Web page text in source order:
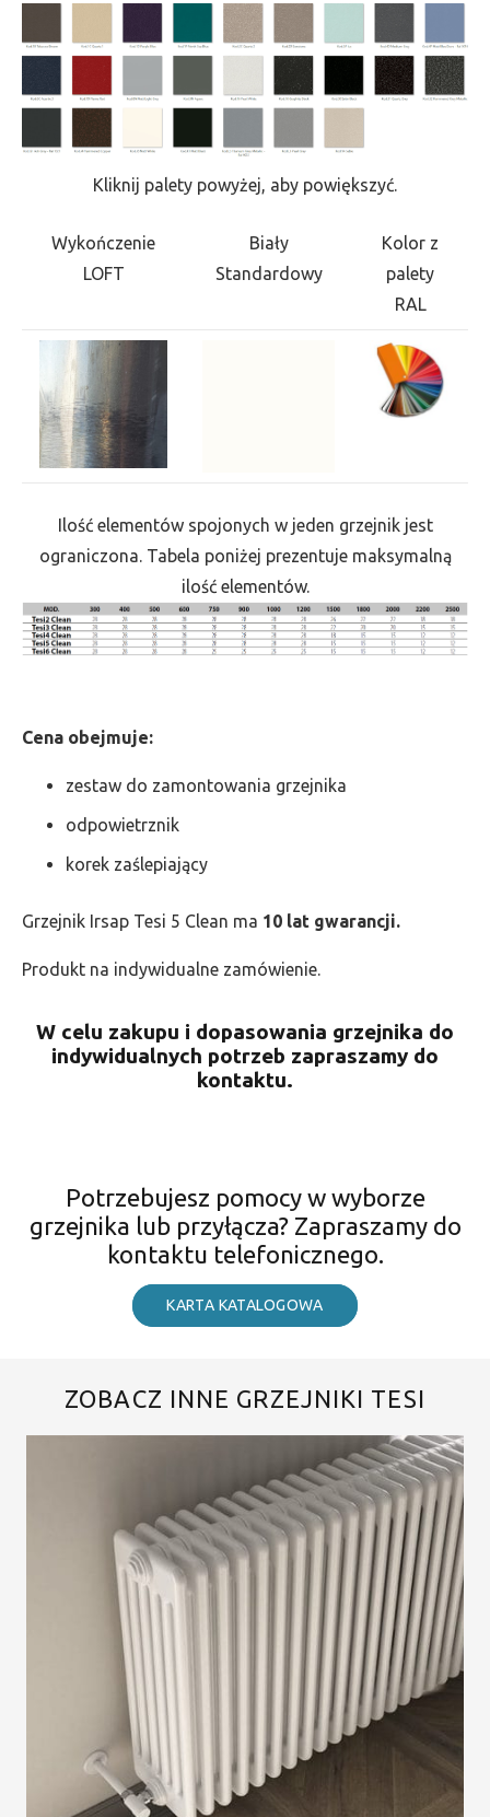
Kliknij palety powyżej, aby powiększyć.
Wykończenie
LOFT
Biały
Standardowy
Kolor z
palety
RAL
Ilość elementów spojonych w jeden grzejnik jest
ograniczona. Tabela poniżej prezentuje maksymalną
ilość elementów.
Cena obejmuje:
zestaw do zamontowania grzejnika
odpowietrznik
korek zaślepiający
Grzejnik Irsap Tesi 5 Clean ma 10 lat gwarancji.
Produkt na indywidualne zamówienie.
W celu zakupu i dopasowania grzejnika do
indywidualnych potrzeb zapraszamy do
kontaktu.
Potrzebujesz pomocy w wyborze
grzejnika lub przyłącza? Zapraszamy do
kontaktu telefonicznego.
KARTA KATALOGOWA
ZOBACZ INNE GRZEJNIKI TESI